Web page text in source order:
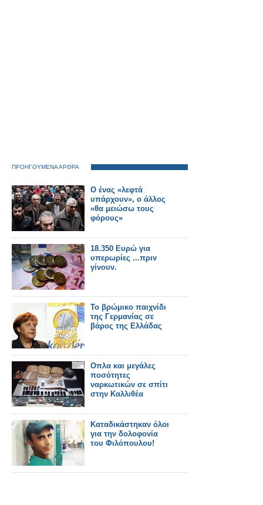
ΠΡΟΗΓΟΥΜΕΝΑ ΑΡΘΡΑ
Ο ένας «λεφτά
υπάρχουν», ο άλλος
«θα μειώσω τους
φόρους»
18.350 Ευρώ για
υπερωρίες ...πριν
γίνουν.
Το βρώμικο παιχνίδι
της Γερμανίας σε
βάρος της Ελλάδας
Οπλα και μεγάλες
ποσότητες
ναρκωτικών σε σπίτι
στην Καλλιθέα
Καταδικάστηκαν όλοι
για την δολοφονία
του Φιλόπουλου!